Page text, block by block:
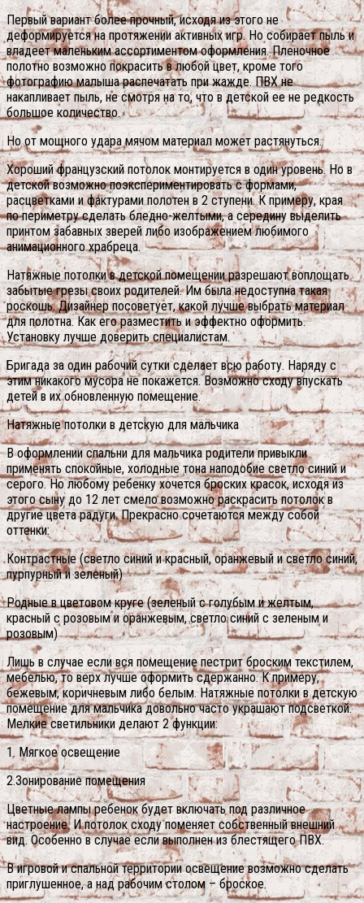
Первый вариант более прочный, исходя из этого не
деформируется на протяжении активных игр. Но собирает пыль и
владеет маленьким ассортиментом оформления. Пленочное
полотно возможно покрасить в любой цвет, кроме того
фотографию малыша распечатать при жажде. ПВХ не
накапливает пыль, не смотря на то, что в детской ее не редкость
большое количество.
Но от мощного удара мячом материал может растянуться.
Хороший французский потолок монтируется в один уровень. Но в
детской возможно поэкспериментировать с формами,
расцветками и фактурами полотен в 2 ступени. К примеру, края
по периметру сделать бледно-желтыми, а середину выделить
принтом забавных зверей либо изображением любимого
анимационного храбреца.
Натяжные потолки в детской помещении разрешают воплощать
забытые грезы своих родителей. Им была недоступна такая
роскошь. Дизайнер посоветует, какой лучше выбрать материал
для полотна. Как его разместить и эффектно оформить.
Установку лучше доверить специалистам.
Бригада за один рабочий сутки сделает всю работу. Наряду с
этим никакого мусора не покажется. Возможно сходу впускать
детей в их обновленную помещение.
Натяжные потолки в детскую для мальчика
В оформлении спальни для мальчика родители привыкли
применять спокойные, холодные тона наподобие светло синий и
серого. Но любому ребенку хочется броских красок, исходя из
этого сыну до 12 лет смело возможно раскрасить потолок в
другие цвета радуги. Прекрасно сочетаются между собой
оттенки:
Контрастные (светло синий и красный, оранжевый и светло синий,
пурпурный и зеленый)
Родные в цветовом круге (зеленый с голубым и желтым,
красный с розовым и оранжевым, светло синий с зеленым и
розовым)
Лишь в случае если вся помещение пестрит броским текстилем,
мебелью, то верх лучше оформить сдержанно. К примеру,
бежевым, коричневым либо белым. Натяжные потолки в детскую
помещение для мальчика довольно часто украшают подсветкой.
Мелкие светильники делают 2 функции:
1. Мягкое освещение
2.Зонирование помещения
Цветные лампы ребенок будет включать под различное
настроение. И потолок сходу поменяет собственный внешний
вид. Особенно в случае если выполнен из блестящего ПВХ.
В игровой и спальной территории освещение возможно сделать
приглушенное, а над рабочим столом – броское.